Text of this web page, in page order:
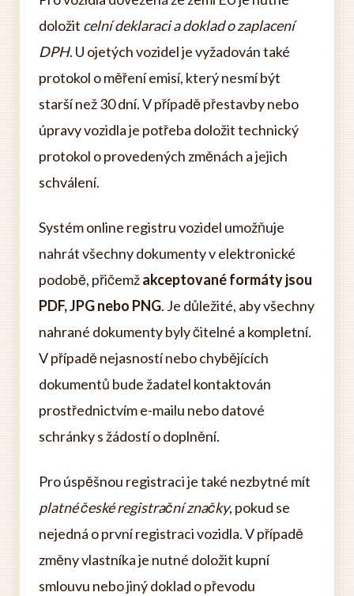
doložit celní deklaraci a doklad o zaplacení
DPH. U ojetých vozidel je vyžadován také
protokol o měření emisí, který nesmí být
starší než 30 dní. V případě přestavby nebo
úpravy vozidla je potřeba doložit technický
protokol o provedených změnách a jejich
schválení.
Systém online registru vozidel umožňuje
nahrát všechny dokumenty v elektronické
podobě, přičemžakceptované formáty jsou
PDF, JPG nebo PNG. Je důležité, aby všechny
nahrané dokumenty byly čitelné a kompletní.
V případě nejasností nebo chybějících
dokumentů bude žadatel kontaktován
prostřednictvím e-mailu nebo datové
schránky s žádostí o doplnění.
Pro úspěšnou registraci je také nezbytné mít
platné české registrační značky, pokud se
nejedná o první registraci vozidla. V případě
změny vlastníka je nutné doložit kupní
smlouvu nebo jiný doklad o převodu